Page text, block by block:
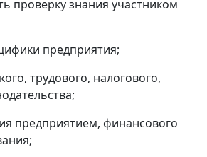
проверку знания участником
предприятия;
трудового, налогового,
предприятием, финансового